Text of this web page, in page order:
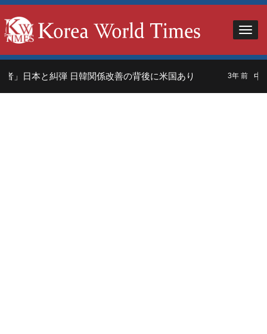
」日本と糾弾 日韓関係改善の背後に米国あり 3年 前 中国